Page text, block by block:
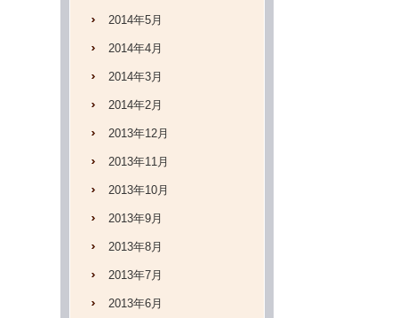
2014年5月
2014年4月
2014年3月
2014年2月
2013年12月
2013年11月
2013年10月
2013年9月
2013年8月
2013年7月
2013年6月